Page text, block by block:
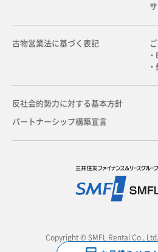
古物営業法に基づく表記
反社会的勢力に対する基本方針
パートナーシップ構築宣言
Copyright © SMFL Rental Co.,